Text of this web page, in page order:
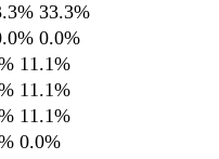
33.3%
0.0%
11.1%
11.1%
11.1%
0.0%